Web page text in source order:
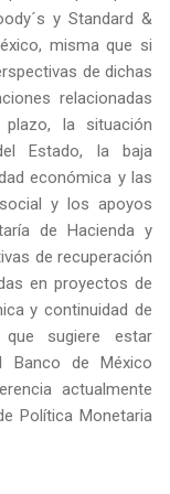
y Standard &
misma que si
de dichas
relacionadas
la situación
Estado, la baja
económica y las
y los apoyos
de Hacienda y
de recuperación
en proyectos de
y continuidad de
que sugiere estar
de México
actualmente
Política Monetaria